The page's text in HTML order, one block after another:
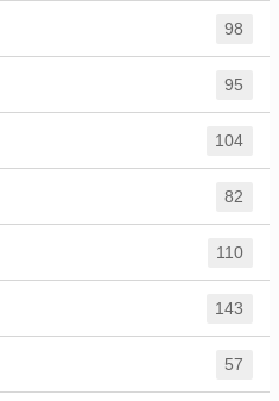
98
95
104
82
110
143
57